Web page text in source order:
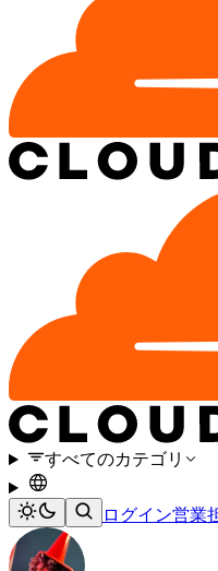
すべてのカテゴリ
ログイン営業